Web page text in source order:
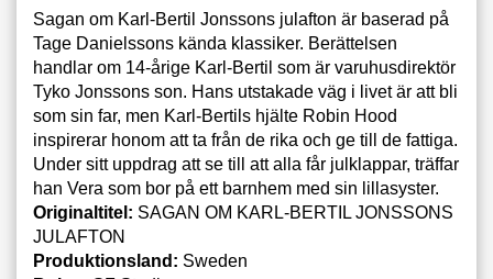
Sagan om Karl-Bertil Jonssons julafton är baserad på
Tage Danielssons kända klassiker. Berättelsen
handlar om 14-årige Karl-Bertil som är varuhusdirektör
Tyko Jonssons son. Hans utstakade väg i livet är att bli
som sin far, men Karl-Bertils hjälte Robin Hood
inspirerar honom att ta från de rika och ge till de fattiga.
Under sitt uppdrag att se till att alla får julklappar, träffar
han Vera som bor på ett barnhem med sin lillasyster.
Originaltitel: SAGAN OM KARL-BERTIL JONSSONS
JULAFTON
Produktionsland: Sweden